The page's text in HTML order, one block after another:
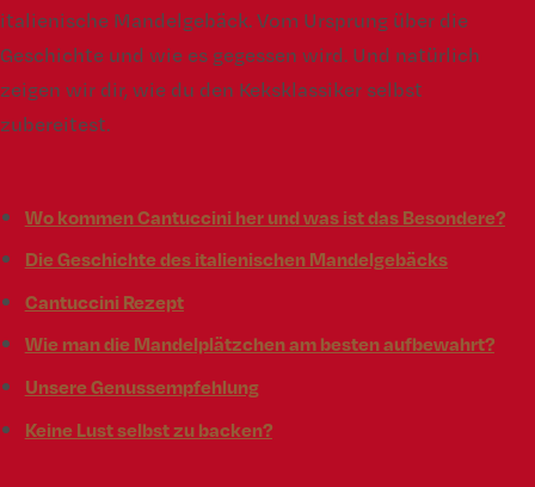
italienische Mandelgebäck. Vom Ursprung über die
Geschichte und wie es gegessen wird. Und natürlich
zeigen wir dir, wie du den Keksklassiker selbst
zubereitest.
Wo kommen Cantuccini her und was ist das Besondere?
Die Geschichte des italienischen Mandelgebäcks
Cantuccini Rezept
Wie man die Mandelplätzchen am besten aufbewahrt?
Unsere Genussempfehlung
Keine Lust selbst zu backen?